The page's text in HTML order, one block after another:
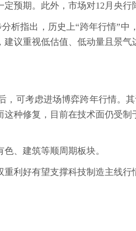
预期。此外，市场对12月央行
析指出，历史上“跨年行情”
议重视低估值、低动量且景
可考虑进场博弈跨年行情。
种修复，目前在技术面仍受
、建筑等顺周期板块。
利好有望支撑科技制造主线